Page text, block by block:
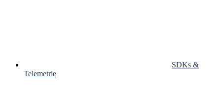
SDKs &
Telemetrie